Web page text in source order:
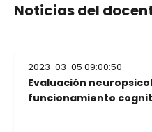
Noticias del
2023-03-05 09:00:50
Evaluación
funcionamiento